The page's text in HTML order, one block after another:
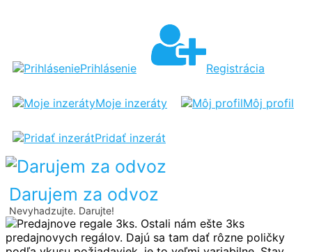
Prihlásenie Registrácia
Moje inzeráty Môj profil
Pridať inzerát
Darujem za odvoz
Nevyhadzujte. Darujte!
PREDAJNOVE
REGALE
3KS